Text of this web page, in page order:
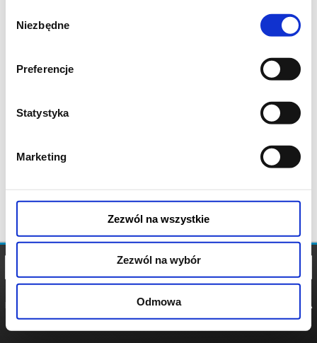
zgody
Niezbędne
Preferencje
Statystyka
Marketing
Zezwól na wszystkie
Zezwól na wybór
Odmowa
POLITYKA
POLITYKA